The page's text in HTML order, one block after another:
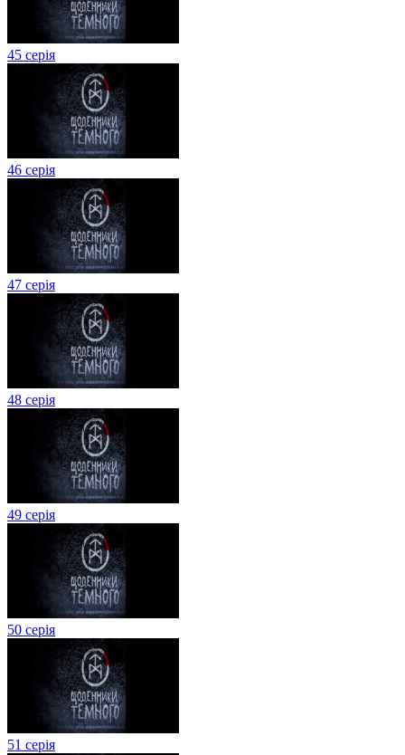
45 серія
46 серія
47 серія
48 серія
49 серія
50 серія
51 серія